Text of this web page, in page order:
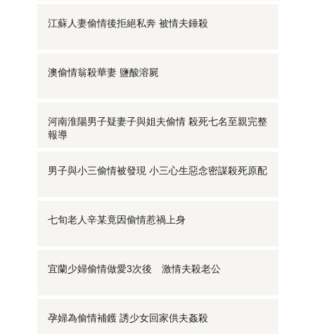
江蘇人妻偷情後拒絕私奔 被情夫錘殺
澳偷情翁殺華妻 鹽酸溶屍
河南淮陽男子疑妻子與姐夫偷情 殺死七名至親完整
報導
男子與小三偷情被發現 小三心生惡念密謀殺死原配
七旬老人辛某竟因偷情惹禍上身
宜蘭少婦偷情做愛3次後 激情夫殺老公
孕婦為偷情補鑊 誘少女回家供夫姦殺